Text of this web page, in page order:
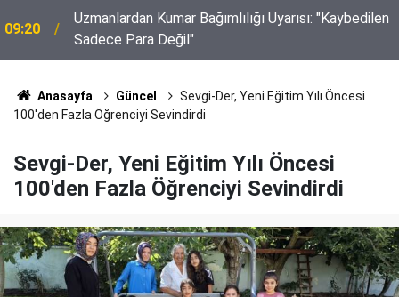
09:20
Uzmanlardan Kumar Bağımlılığı Uyarısı: "Kaybedilen
Sadece Para Değil"
Anasayfa Güncel
Sevgi-Der, Yeni Eğitim Yılı Öncesi
100'den Fazla Öğrenciyi Sevindirdi
Sevgi-Der, Yeni Eğitim Yılı Öncesi
100'den Fazla Öğrenciyi Sevindirdi